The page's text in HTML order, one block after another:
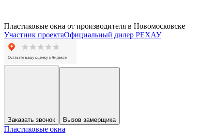
Пластиковые окна от производителя в Новомосковске
Участник проектаОфициальный дилер РЕХАУ
Заказать звонок Вызов замерщика
Пластиковые окна